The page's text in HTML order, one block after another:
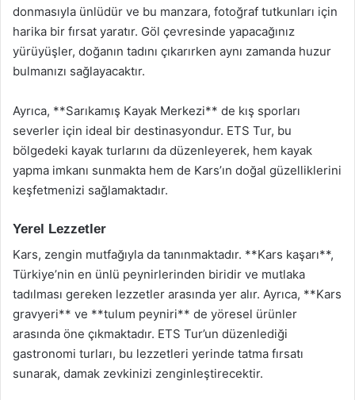
donmasıyla ünlüdür ve bu manzara, fotoğraf tutkunları için
harika bir fırsat yaratır. Göl çevresinde yapacağınız
yürüyüşler, doğanın tadını çıkarırken aynı zamanda huzur
bulmanızı sağlayacaktır.
Ayrıca, **Sarıkamış Kayak Merkezi** de kış sporları
severler için ideal bir destinasyondur. ETS Tur, bu
bölgedeki kayak turlarını da düzenleyerek, hem kayak
yapma imkanı sunmakta hem de Kars’ın doğal güzelliklerini
keşfetmenizi sağlamaktadır.
Yerel Lezzetler
Kars, zengin mutfağıyla da tanınmaktadır. **Kars kaşarı**,
Türkiye’nin en ünlü peynirlerinden biridir ve mutlaka
tadılması gereken lezzetler arasında yer alır. Ayrıca, **Kars
gravyeri** ve **tulum peyniri** de yöresel ürünler
arasında öne çıkmaktadır. ETS Tur’un düzenlediği
gastronomi turları, bu lezzetleri yerinde tatma fırsatı
sunarak, damak zevkinizi zenginleştirecektir.